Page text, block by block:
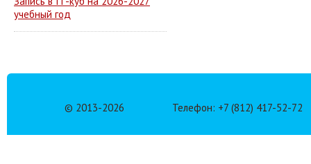
учебный год
© 2013-2026 Телефон: +7 (812) 417-52-72